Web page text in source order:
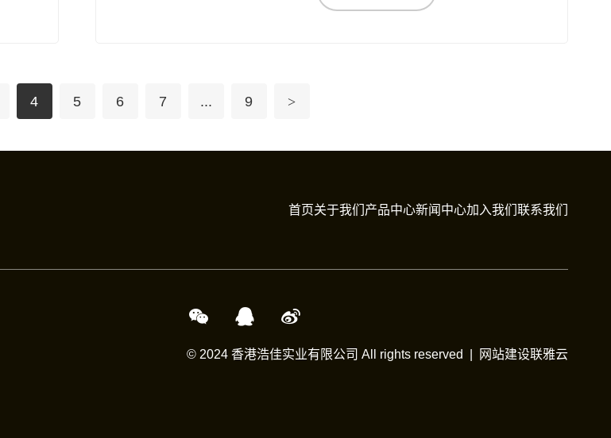
4 5 6 7 ... 9 >
首页关于我们 产品中心新闻中心加入我们联系我们
© 2024 香港浩佳实业有限公司 All rights reserved | 网站建设联雅云